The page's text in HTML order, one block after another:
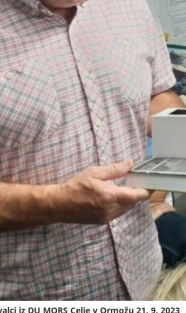
iz DU MORS Celje v Ormožu 21. 9. 2023